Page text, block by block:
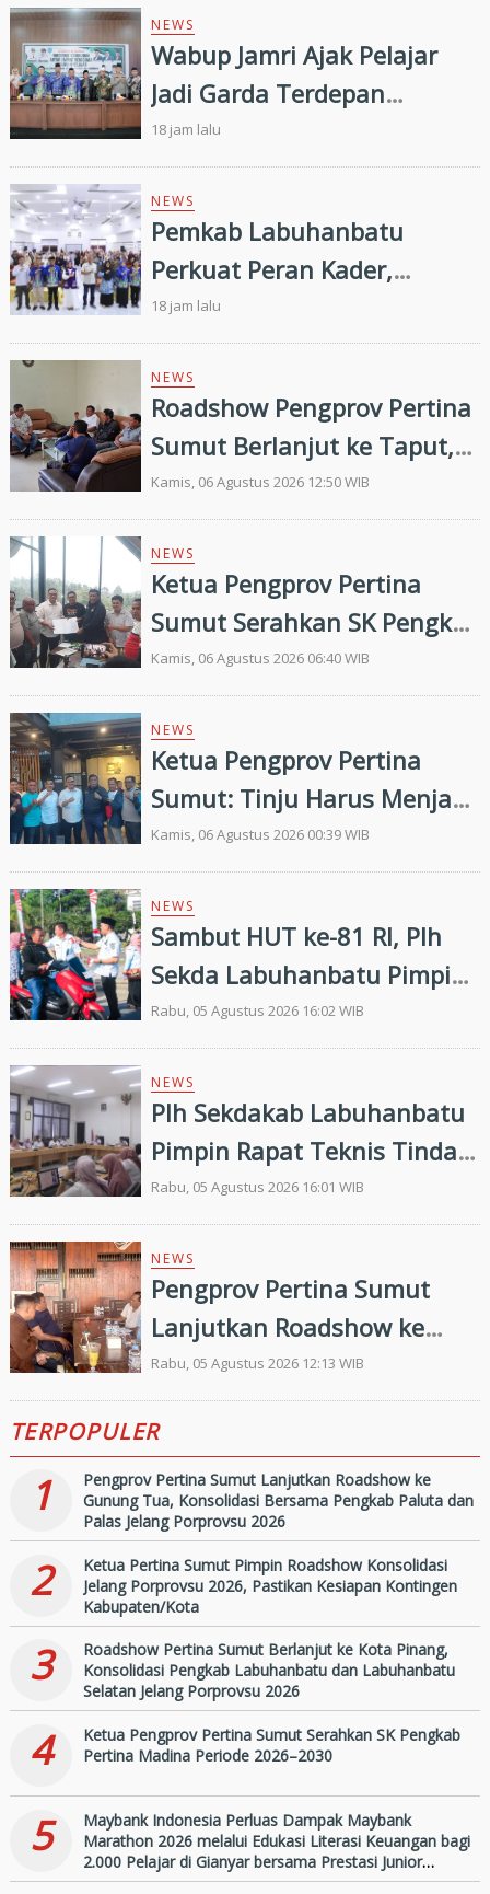
NEWS
Wabup Jamri Ajak Pelajar
Jadi Garda Terdepan
Merawat Kerukunan di Era
Digital
18 jam lalu
NEWS
Pemkab Labuhanbatu
Perkuat Peran Kader,
Efektivitas Penurunan
Stunting Masih Menjadi
Tantangan Bersama
18 jam lalu
NEWS
Roadshow Pengprov Pertina
Sumut Berlanjut ke Taput,
Pengkab Siap Dukung
Pembinaan dan Targetkan
Prestasi di Porprovsu 2026
Kamis, 06 Agustus 2026 12:50 WIB
NEWS
Ketua Pengprov Pertina
Sumut Serahkan SK Pengkab
Pertina Madina Periode
2026–2030
Kamis, 06 Agustus 2026 06:40 WIB
NEWS
Ketua Pengprov Pertina
Sumut: Tinju Harus Menjadi
Jalan Membangun Masa
Depan Generasi Muda
Kamis, 06 Agustus 2026 00:39 WIB
NEWS
Sambut HUT ke-81 RI, Plh
Sekda Labuhanbatu Pimpin
Pembagian 300 Bendera
Merah Putih
Rabu, 05 Agustus 2026 16:02 WIB
NEWS
Plh Sekdakab Labuhanbatu
Pimpin Rapat Teknis Tindak
Lanjut Entry Meeting
Penilaian Kepatuhan
Pelayanan Publik Oleh
Ombudsman RI tahun 2026
Rabu, 05 Agustus 2026 16:01 WIB
NEWS
Pengprov Pertina Sumut
Lanjutkan Roadshow ke
Gunung Tua, Konsolidasi
Bersama Pengkab Paluta
dan Palas Jelang Porprovsu
2026
Rabu, 05 Agustus 2026 12:13 WIB
TERPOPULER
1
Pengprov Pertina Sumut Lanjutkan Roadshow ke
Gunung Tua, Konsolidasi Bersama Pengkab Paluta dan
Palas Jelang Porprovsu 2026
2
Ketua Pertina Sumut Pimpin Roadshow Konsolidasi
Jelang Porprovsu 2026, Pastikan Kesiapan Kontingen
Kabupaten/Kota
3
Roadshow Pertina Sumut Berlanjut ke Kota Pinang,
Konsolidasi Pengkab Labuhanbatu dan Labuhanbatu
Selatan Jelang Porprovsu 2026
4
Ketua Pengprov Pertina Sumut Serahkan SK Pengkab
Pertina Madina Periode 2026–2030
5
Maybank Indonesia Perluas Dampak Maybank
Marathon 2026 melalui Edukasi Literasi Keuangan bagi
2.000 Pelajar di Gianyar bersama Prestasi Junior
Indonesia